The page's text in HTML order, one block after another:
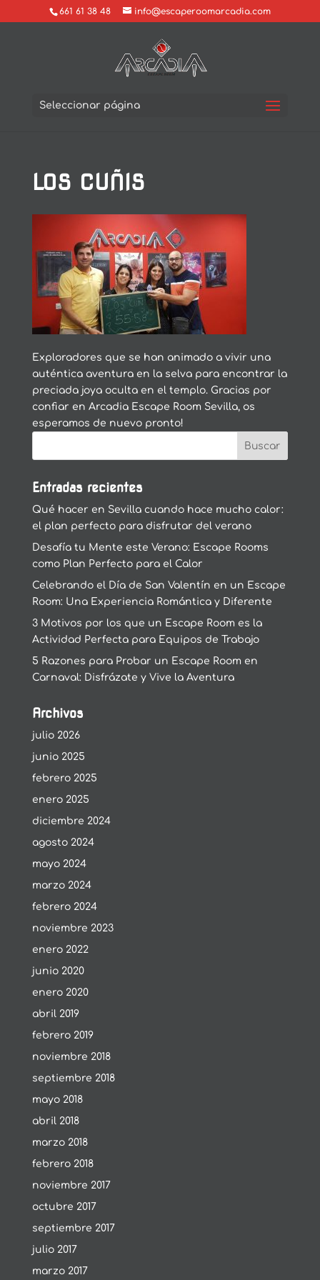
661 61 38 48 info@escaperoomarcadia.com
Seleccionar página
LOS CUÑIS
Exploradores que se han animado a vivir una
auténtica aventura en la selva para encontrar la
preciada joya oculta en el templo. Gracias por
confiar en Arcadia Escape Room Sevilla, os
esperamos de nuevo pronto!
Entradas recientes
Qué hacer en Sevilla cuando hace mucho calor:
el plan perfecto para disfrutar del verano
Desafía tu Mente este Verano: Escape Rooms
como Plan Perfecto para el Calor
Celebrando el Día de San Valentín en un Escape
Room: Una Experiencia Romántica y Diferente
3 Motivos por los que un Escape Room es la
Actividad Perfecta para Equipos de Trabajo
5 Razones para Probar un Escape Room en
Carnaval: Disfrázate y Vive la Aventura
Archivos
julio 2026
junio 2025
febrero 2025
enero 2025
diciembre 2024
agosto 2024
mayo 2024
marzo 2024
febrero 2024
noviembre 2023
enero 2022
junio 2020
enero 2020
abril 2019
febrero 2019
noviembre 2018
septiembre 2018
mayo 2018
abril 2018
marzo 2018
febrero 2018
noviembre 2017
octubre 2017
septiembre 2017
julio 2017
marzo 2017